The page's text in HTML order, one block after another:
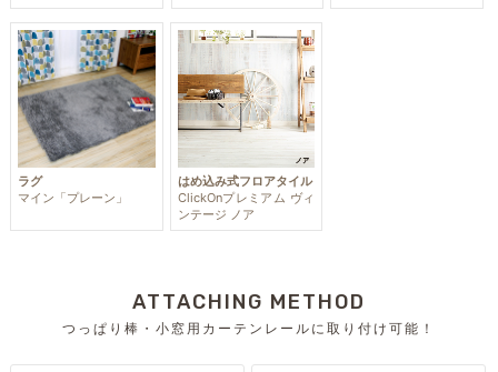
ラグ
マイン「プレーン」
はめ込み式フロアタイル
ClickOnプレミアム ヴィ
ンテージ ノア
ATTACHING METHOD
つっぱり棒・小窓用カーテンレールに取り付け可能！